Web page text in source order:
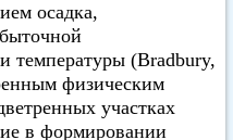
осадка,
температуры (Bradbury,
физическим
участках
в формировании